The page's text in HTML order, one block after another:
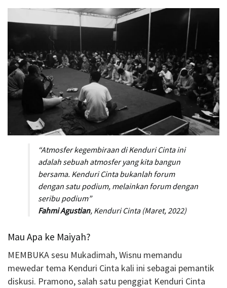
“Atmosfer kegembiraan di Kenduri Cinta ini
adalah sebuah atmosfer yang kita bangun
bersama. Kenduri Cinta bukanlah forum
dengan satu podium, melainkan forum dengan
seribu podium”
Fahmi Agustian, Kenduri Cinta (Maret, 2022)
Mau Apa ke Maiyah?
MEMBUKA sesu Mukadimah, Wisnu memandu
mewedar tema Kenduri Cinta kali ini sebagai pemantik
diskusi. Pramono, salah satu penggiat Kenduri Cinta